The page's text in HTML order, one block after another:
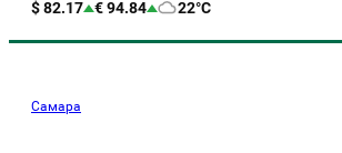
$ 82.17 € 94.84 22°C
Самара